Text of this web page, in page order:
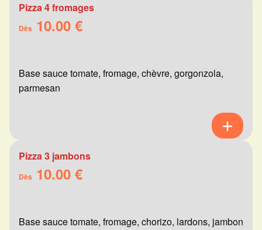
Pizza 4 fromages
Dès 10.00 €
Base sauce tomate, fromage, chèvre, gorgonzola,
parmesan
Pizza 3 jambons
Dès 10.00 €
Base sauce tomate, fromage, chorizo, lardons, jambon